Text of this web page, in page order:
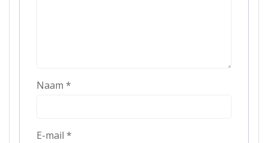
Naam *
E-mail *